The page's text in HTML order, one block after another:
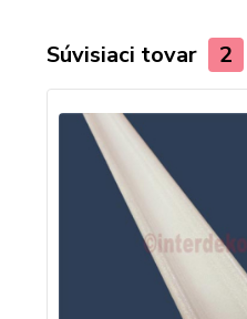
Súvisiaci tovar 2